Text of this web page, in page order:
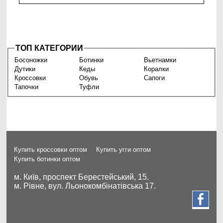
ТОП КАТЕГОРИИ
Босоножки Ботинки
Вьетнамки
Дутики
Кеды
Коралки
Кроссовки
Обувь
Сапоги
Тапочки
Туфли
Купить кроссовки оптом
Купить угги оптом
Купить ботинки оптом
м. Київ, проспект Берестейський, 15.
м. Рівне, вул. Льонокомбінатівська 17.